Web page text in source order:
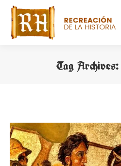
Tag Archives: